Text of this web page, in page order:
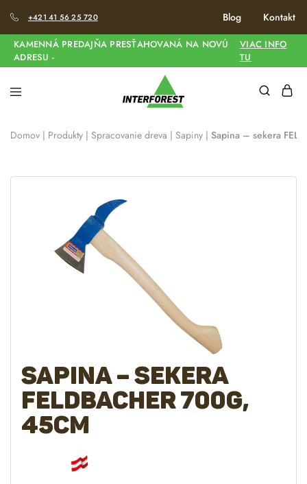
+421 41 56 25 720 Blog Kontakt
KAMENNÁ PREDAJŇA PRESŤAHOVANÁ NA NOVÚ
ADRESU -
VIAC INFO
TU
Domov | Produkty | Spracovanie dreva | Sapiny | Sapina – sekera
Sapina – sekera
FELDBACHER 700g,
45cm